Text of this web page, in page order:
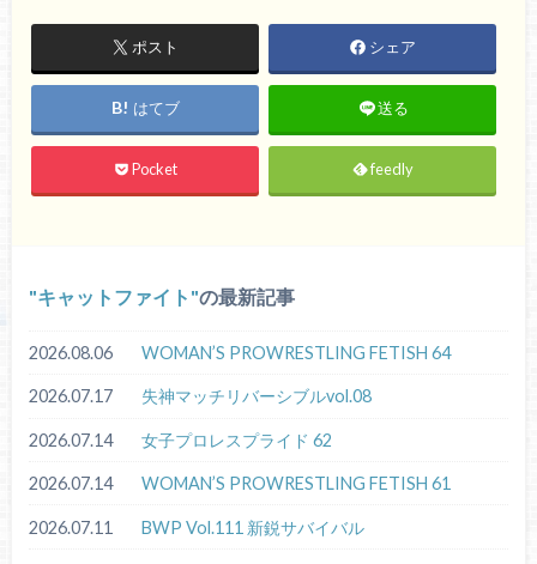
ポスト シェア
はてブ 送る
Pocket feedly
キャットファイト の最新記事
2026.08.06 WOMAN’S PROWRESTLING FETISH 64
2026.07.17 失神マッチリバーシブルvol.08
2026.07.14 女子プロレスプライド 62
2026.07.14 WOMAN’S PROWRESTLING FETISH 61
2026.07.11 BWP Vol.111 新鋭サバイバル